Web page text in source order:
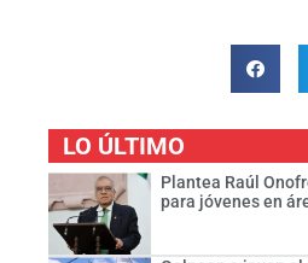
LO ÚLTIMO
Plantea Raúl
para jóvenes en